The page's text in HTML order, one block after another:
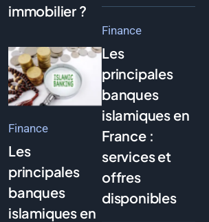
immobilier ?
Finance
Les
principales
banques
islamiques en
Finance
Les
principales
banques
islamiques en
France :
services et
offres
disponibles